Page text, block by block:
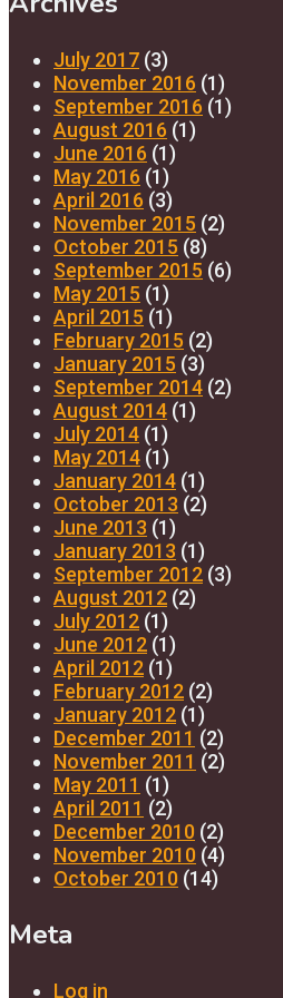
July 2017 (3)
November 2016 (1)
September 2016 (1)
August 2016 (1)
June 2016 (1)
May 2016 (1)
April 2016 (3)
November 2015 (2)
October 2015 (8)
September 2015 (6)
May 2015 (1)
April 2015 (1)
February 2015 (2)
January 2015 (3)
September 2014 (2)
August 2014 (1)
July 2014 (1)
May 2014 (1)
January 2014 (1)
October 2013 (2)
June 2013 (1)
January 2013 (1)
September 2012 (3)
August 2012 (2)
July 2012 (1)
June 2012 (1)
April 2012 (1)
February 2012 (2)
January 2012 (1)
December 2011 (2)
November 2011 (2)
May 2011 (1)
April 2011 (2)
December 2010 (2)
November 2010 (4)
October 2010 (14)
Meta
Log in